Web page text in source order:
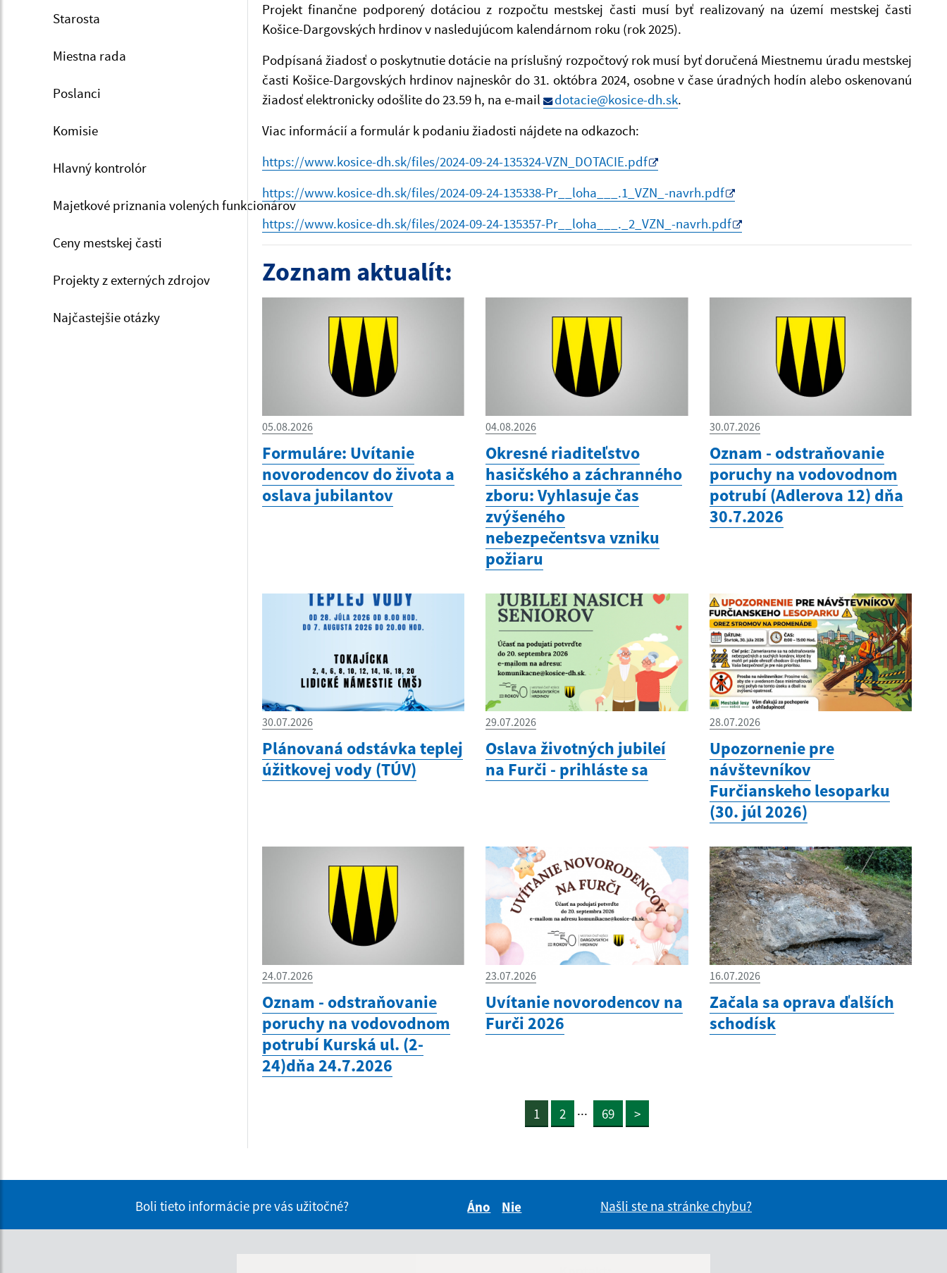
Starosta
Miestna rada
Poslanci
Komisie
Hlavný kontrolór
Majetkové priznania volených funkcionárov
Ceny mestskej časti
Projekty z externých zdrojov
Najčastejšie otázky
Projekt finančne podporený dotáciou z rozpočtu mestskej časti musí byť realizovaný na území mestskej časti
Košice-Dargovských hrdinov v nasledujúcom kalendárnom roku (rok 2025).
Podpísaná žiadosť o poskytnutie dotácie na príslušný rozpočtový rok musí byť doručená Miestnemu úradu mestskej
časti Košice-Dargovských hrdinov najneskôr do 31. októbra 2024, osobne v čase úradných hodín alebo oskenovanú
žiadosť elektronicky odošlite do 23.59 h, na e-mail
dotacie@kosice-dh.sk.
Viac informácií a formulár k podaniu žiadosti nájdete na odkazoch:
https://www.kosice-dh.sk/files/2024-09-24-135324-VZN_DOTACIE.pdf
https://www.kosice-dh.sk/files/2024-09-24-135338-Pr__loha___.1_VZN_-navrh.pdf
https://www.kosice-dh.sk/files/2024-09-24-135357-Pr__loha___._2_VZN_-navrh.pdf
Zoznam aktualít:
05.08.2026
Formuláre: Uvítanie
novorodencov do života a
oslava jubilantov
04.08.2026
Okresné riaditeľstvo
hasičského a záchranného
zboru: Vyhlasuje čas
zvýšeného
nebezpečentsva vzniku
požiaru
30.07.2026
Oznam - odstraňovanie
poruchy na vodovodnom
potrubí (Adlerova 12) dňa
30.7.2026
30.07.2026
Plánovaná odstávka teplej
úžitkovej vody (TÚV)
29.07.2026
Oslava životných jubileí
na Furči - prihláste sa
28.07.2026
Upozornenie pre
návštevníkov
Furčianskeho lesoparku
(30. júl 2026)
24.07.2026
Oznam - odstraňovanie
poruchy na vodovodnom
potrubí Kurská ul. (2-
24)dňa 24.7.2026
23.07.2026
Uvítanie novorodencov na
Furči 2026
16.07.2026
Začala sa oprava ďalších
schodísk
1 2 ... 69 >
Boli tieto informácie pre vás užitočné?
Áno
Nie
Našli ste na stránke chybu?